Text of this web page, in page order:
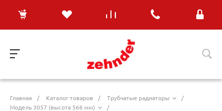
Главная / Каталог товаров / Трубчатые радиаторы
/
Модель 3057 (высота 566 мм)
/